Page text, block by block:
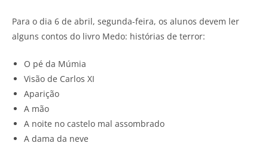
Para o dia 6 de abril, segunda-feira, os alunos devem ler
alguns contos do livro Medo: histórias de terror:
O pé da Múmia
Visão de Carlos XI
Aparição
A mão
A noite no castelo mal assombrado
A dama da neve